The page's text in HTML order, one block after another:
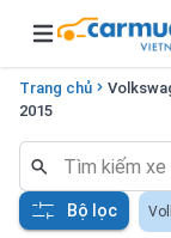
Open main menu
Trang chủ
2015
Bộ lọc